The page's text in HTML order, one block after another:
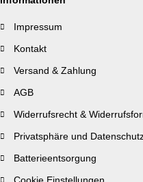
Impressum
Kontakt
Versand & Zahlung
AGB
Widerrufsrecht &
Privatsphäre und
Batterieentsorgung